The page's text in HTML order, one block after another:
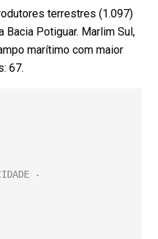
terrestres (1.097)
Potiguar. Marlim Sul,
marítimo com maior
67.